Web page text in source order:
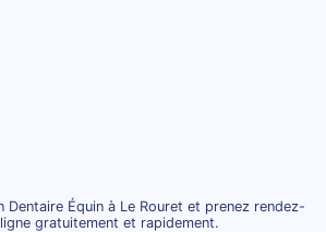
Dentaire Équin à Le Rouret et prenez rendez-
gratuitement et rapidement.